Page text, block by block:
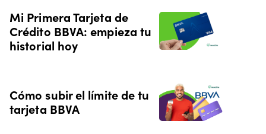
Mi Primera Tarjeta de
Crédito BBVA: empieza tu
historial hoy
Cómo subir el límite de tu
tarjeta BBVA